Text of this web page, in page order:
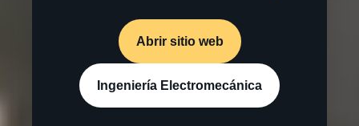
Abrir sitio web
Ingeniería Electromecánica